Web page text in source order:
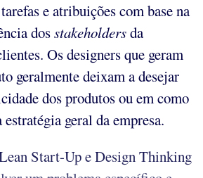
e atribuições com base na
dosstakeholdersda
Os designers que geram
geralmente deixam a desejar
dos produtos ou em como
geral da empresa.
Start-Up e Design Thinking